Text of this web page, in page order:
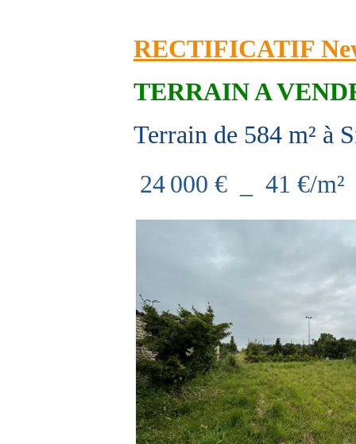
RECTIFICATIF
TERRAIN A
Terrain de 584 m² à
24 000 € _ 41 €/m²